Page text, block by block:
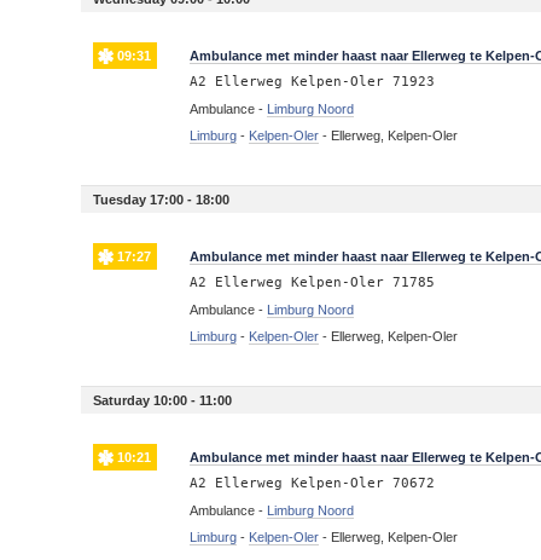
09:31 Ambulance met minder haast naar Ellerweg te Kelpen-
A2 Ellerweg Kelpen-Oler 71923
Ambulance - Limburg Noord
Limburg - Kelpen-Oler - Ellerweg, Kelpen-Oler
Tuesday 17:00 - 18:00
17:27 Ambulance met minder haast naar Ellerweg te Kelpen-
A2 Ellerweg Kelpen-Oler 71785
Ambulance - Limburg Noord
Limburg - Kelpen-Oler - Ellerweg, Kelpen-Oler
Saturday 10:00 - 11:00
10:21 Ambulance met minder haast naar Ellerweg te Kelpen-
A2 Ellerweg Kelpen-Oler 70672
Ambulance - Limburg Noord
Limburg - Kelpen-Oler - Ellerweg, Kelpen-Oler